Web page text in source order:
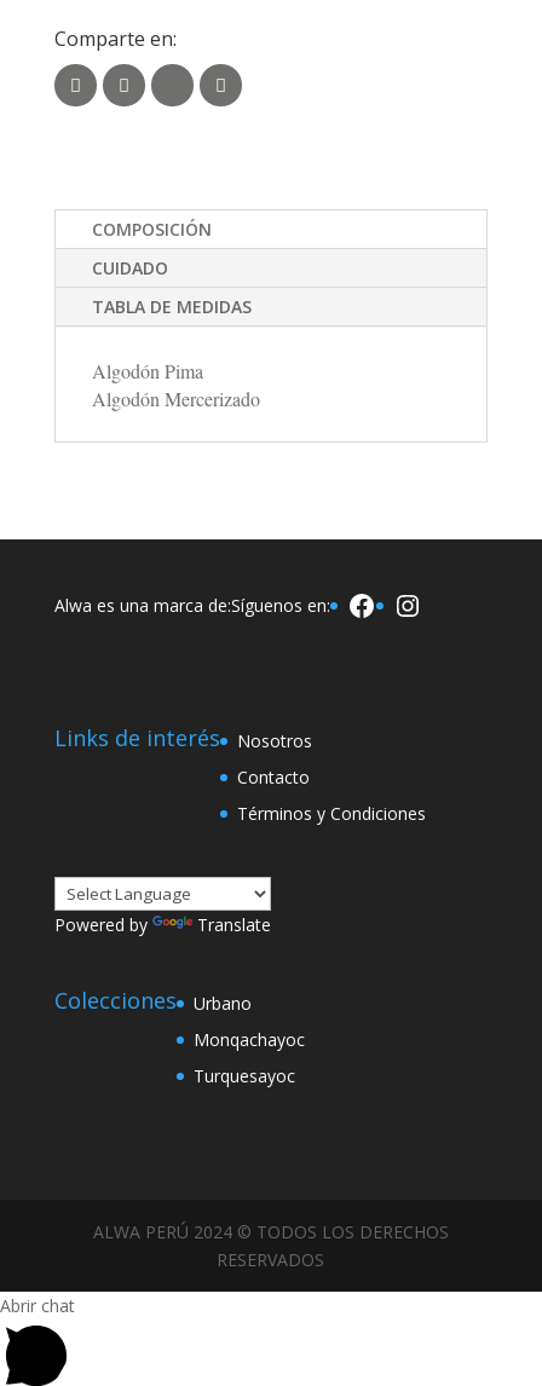
Comparte en:
COMPOSICIÓN
CUIDADO
TABLA DE MEDIDAS
Algodón Pima
Algodón Mercerizado
Alwa es una marca de:Síguenos en: Facebook
Instagram
Links de interés
Nosotros
Contacto
Términos y Condiciones
Powered by Translate
Colecciones
Urbano
Monqachayoc
Turquesayoc
ALWA PERÚ 2024 © TODOS LOS DERECHOS
RESERVADOS
Abrir chat